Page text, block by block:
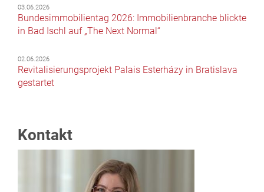
03.06.2026
Bundesimmobilientag 2026: Immobilienbranche blickte
in Bad Ischl auf „The Next Normal“
02.06.2026
Revitalisierungsprojekt Palais Esterházy in Bratislava
gestartet
Kontakt